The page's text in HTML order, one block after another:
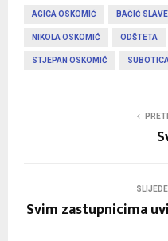
AGICA OSKOMIĆ BAČIĆ
NIKOLA OSKOMIĆ ODŠTETA
STJEPAN OSKOMIĆ SUBOTICA
Svim zastupnicima